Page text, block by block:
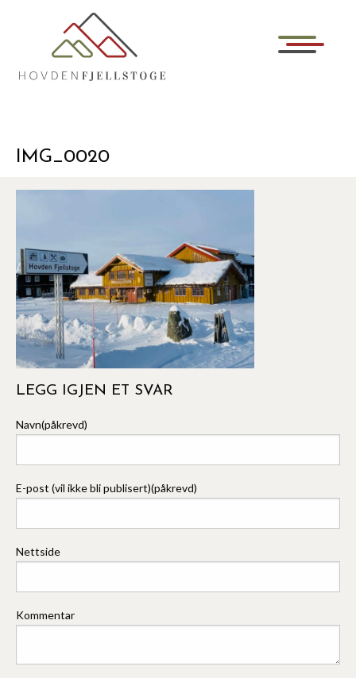
IMG_0020
LEGG IGJEN ET SVAR
Navn(påkrevd)
E-post (vil ikke bli publisert)(påkrevd)
Nettside
Kommentar